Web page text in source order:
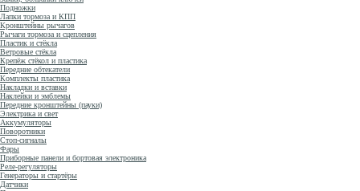
Подножки
Лапки тормоза и КПП
Кронштейны рычагов
Рычаги тормоза и сцепления
Пластик и стёкла
Ветровые стёкла
Крепёж стёкол и пластика
Передние обтекатели
Комплекты пластика
Накладки и вставки
Наклейки и эмблемы
Передние кронштейны (пауки)
Электрика и свет
Аккумуляторы
Поворотники
Стоп-сигналы
Фары
Приборные панели и бортовая электроника
Реле-регуляторы
Генераторы и стартёры
Датчики